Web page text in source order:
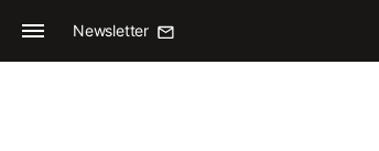
Newsletter